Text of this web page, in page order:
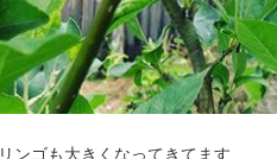
リンゴも大きくなってきてます